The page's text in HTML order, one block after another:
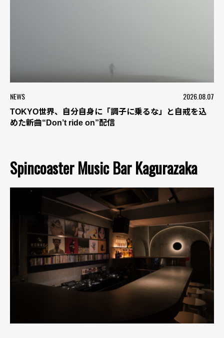
NEWS 2026.08.07
TOKYO世界、自分自身に「調子に乗るな」と自戒を込
めた新曲“Don’t ride on”配信
Spincoaster Music Bar Kagurazaka